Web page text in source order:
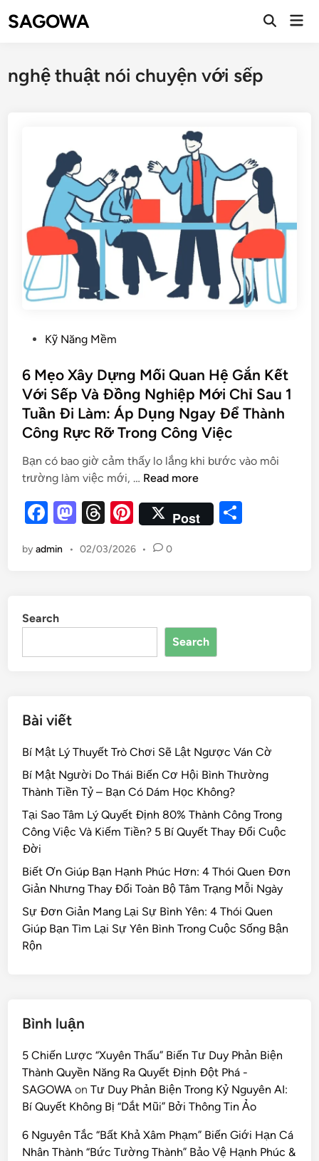
SAGOWA
nghệ thuật nói chuyện với sếp
Kỹ Năng Mềm
6 Mẹo Xây Dựng Mối Quan Hệ Gắn Kết
Với Sếp Và Đồng Nghiệp Mới Chỉ Sau 1
Tuần Đi Làm: Áp Dụng Ngay Để Thành
Công Rực Rỡ Trong Công Việc
Bạn có bao giờ cảm thấy lo lắng khi bước vào môi
trường làm việc mới, … Read more
F
c
o
o
M
to
n
T
e
s
Pi
er
Post
byadmin • 02/03/2026 • 0
Search
Search
Bài viết
Bí Mật Lý Thuyết Trò Chơi Sẽ Lật Ngược Ván Cờ
Bí Mật Người Do Thái Biến Cơ Hội Bình Thường
Thành Tiền Tỷ – Bạn Có Dám Học Không?
Tại Sao Tâm Lý Quyết Định 80% Thành Công Trong
Công Việc Và Kiếm Tiền? 5 Bí Quyết Thay Đổi Cuộc
Đời
Biết Ơn Giúp Bạn Hạnh Phúc Hơn: 4 Thói Quen Đơn
Giản Nhưng Thay Đổi Toàn Bộ Tâm Trạng Mỗi Ngày
Sự Đơn Giản Mang Lại Sự Bình Yên: 4 Thói Quen
Giúp Bạn Tìm Lại Sự Yên Bình Trong Cuộc Sống Bận
Rộn
Bình luận
5 Chiến Lược “Xuyên Thấu” Biến Tư Duy Phản Biện
Thành Quyền Năng Ra Quyết Định Đột Phá -
SAGOWA onTư Duy Phản Biện Trong Kỷ Nguyên AI:
Bí Quyết Không Bị “Dắt Mũi” Bởi Thông Tin Ảo
6 Nguyên Tắc “Bất Khả Xâm Phạm” Biến Giới Hạn Cá
Nhân Thành “Bức Tường Thành” Bảo Vệ Hạnh Phúc &